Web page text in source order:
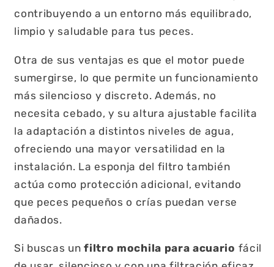
contribuyendo a un entorno más equilibrado,
limpio y saludable para tus peces.
Otra de sus ventajas es que el motor puede
sumergirse, lo que permite un funcionamiento
más silencioso y discreto. Además, no
necesita cebado, y su altura ajustable facilita
la adaptación a distintos niveles de agua,
ofreciendo una mayor versatilidad en la
instalación. La esponja del filtro también
actúa como protección adicional, evitando
que peces pequeños o crías puedan verse
dañados.
Si buscas unfiltro mochila para acuario fácil